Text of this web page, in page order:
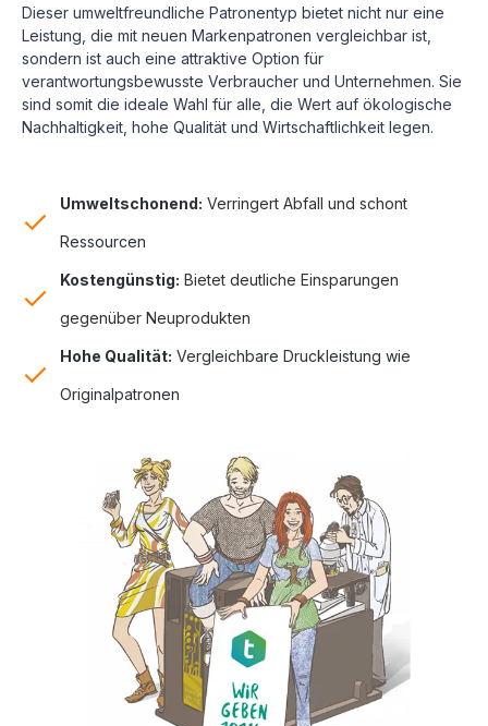
Dieser umweltfreundliche Patronentyp bietet nicht nur eine
Leistung, die mit neuen Markenpatronen vergleichbar ist,
sondern ist auch eine attraktive Option für
verantwortungsbewusste Verbraucher und Unternehmen. Sie
sind somit die ideale Wahl für alle, die Wert auf ökologische
Nachhaltigkeit, hohe Qualität und Wirtschaftlichkeit legen.
Umweltschonend: Verringert Abfall und schont
Ressourcen
Kostengünstig: Bietet deutliche Einsparungen
gegenüber Neuprodukten
Hohe Qualität: Vergleichbare Druckleistung wie
Originalpatronen